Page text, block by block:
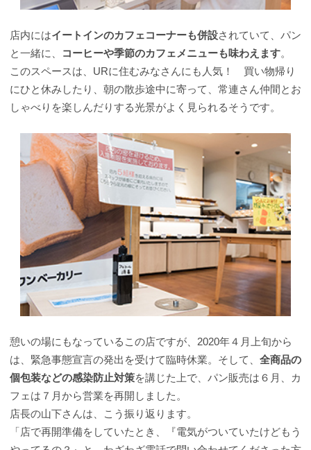
店内にはイートインのカフェコーナーも併設されていて、パン
と一緒に、
コーヒーや季節のカフェメニューも味わえます。
このスペースは、URに住むみなさんにも人気！ 買い物帰り
にひと休みしたり、朝の散歩途中に寄って、常連さん仲間とお
しゃべりを楽しんだりする光景がよく見られるそうです。
憩いの場にもなっているこの店ですが、2020年４月上旬から
は、緊急事態宣言の発出を受けて臨時休業。そして、 全商品の
個包装などの感染防止対策を講じた上で、パン販売は６月、カ
フェは７月から営業を再開しました。
店長の山下さんは、こう振り返ります。
「店で再開準備をしていたとき、『電気がついていたけどもう